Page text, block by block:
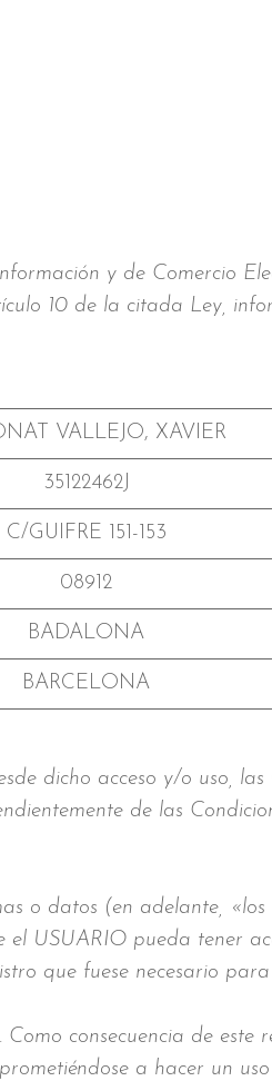
y de Comercio
10 de la citada Ley,
VALLEJO, XAVIER
35122462J
C/GUIFRE 151-153
08912
BADALONA
BARCELONA
dicho acceso y/o uso, las
de las
o datos (en adelante, «los
USUARIO pueda tener
que fuese necesario
consecuencia de este
a hacer un